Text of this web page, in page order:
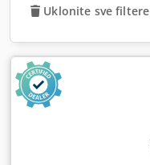
Uklonite sve filtere